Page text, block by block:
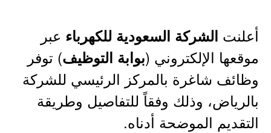
أعلنت الشركة السعودية للكهرباء عبر
موقعها الإلكتروني (بوابة التوظيف) توفر
وظائف شاغرة بالمركز الرئيسي للشركة
بالرياض، وذلك وفقاً للتفاصيل وطريقة
التقديم الموضحة أدناه.